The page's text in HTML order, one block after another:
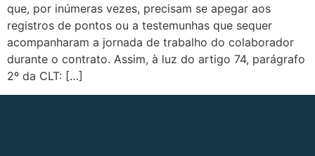
que, por inúmeras vezes, precisam se apegar aos
registros de pontos ou a testemunhas que sequer
acompanharam a jornada de trabalho do colaborador
durante o contrato. Assim, à luz do artigo 74, parágrafo
2º da CLT: […]